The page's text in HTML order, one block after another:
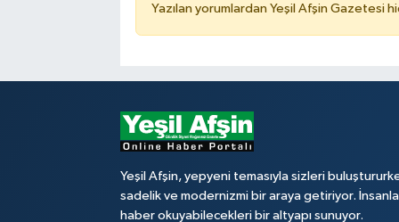
Yazılan yorumlardan Yeşil Afşin Gazetesi
Yeşil Afşin, yepyeni temasıyla sizleri
sadelik ve modernizmi bir araya getiriyor.
haber okuyabilecekleri bir altyapı sunuyor.